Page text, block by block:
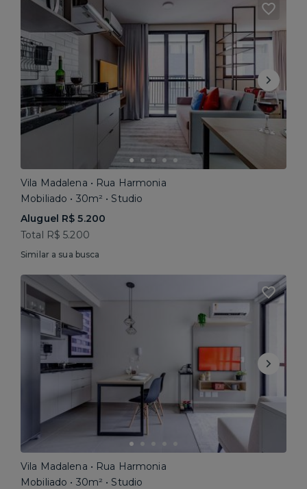
Vila Madalena • Rua Harmonia
Mobiliado • 30m² • Studio
Aluguel R$ 5.200
Total R$ 5.200
Similar a sua busca
Vila Madalena • Rua Harmonia
Mobiliado • 30m² • Studio